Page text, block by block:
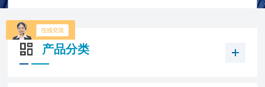
产品分类